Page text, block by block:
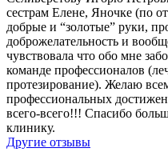
сестрам Елене, Яночке (по
добрые и “золотые” руки,
доброжелательность и
чувствовала что обо мне
команде профессионалов
протезирование). Желаю
профессиональных
всего-всего!!! Спасибо
клинику.
Другие отзывы